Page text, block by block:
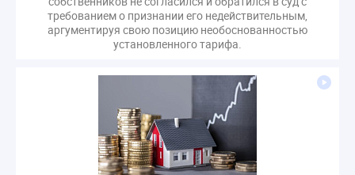
требованием о признании его недействительным,
аргументируя свою позицию необоснованностью
установленного тарифа.